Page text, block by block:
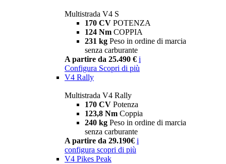
Multistrada V4 S
170 CV POTENZA
124 Nm COPPIA
231 kg Peso in ordine di marcia
senza carburante
A partire da 25.490 € i
Configura Scopri di più
V4 Rally
Multistrada V4 Rally
170 CV Potenza
123,8 Nm Coppia
240 kg Peso in ordine di marcia
senza carburante
A partire da 29.190€ i
configura scopri di più
V4 Pikes Peak